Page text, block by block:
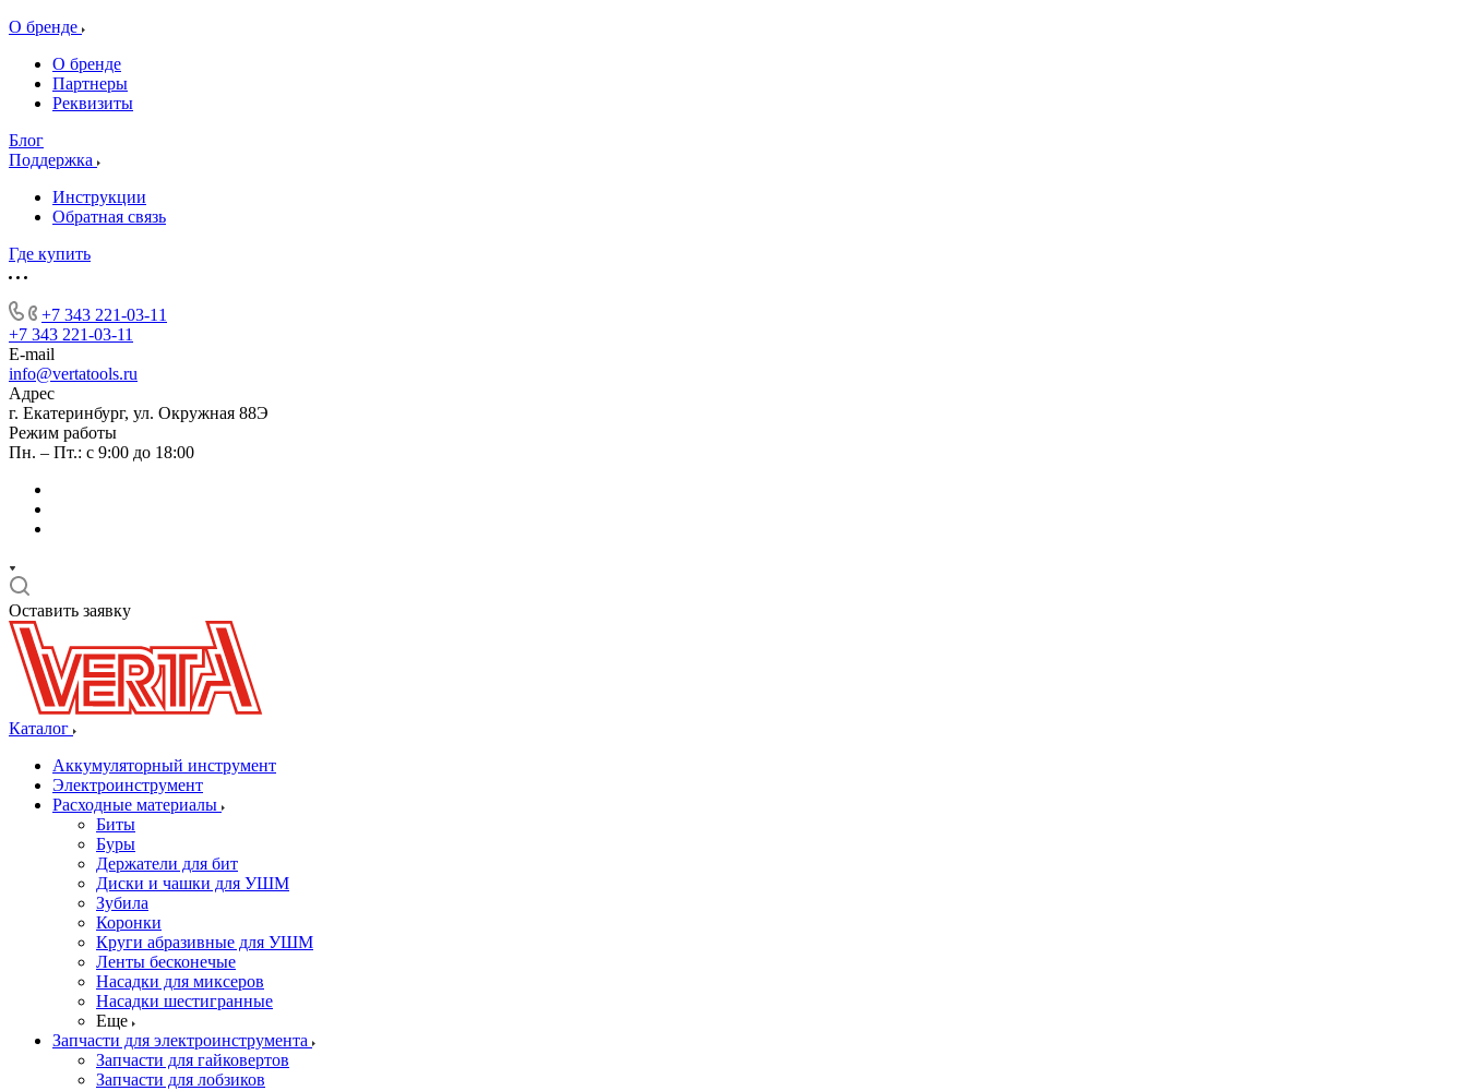
О бренде
О бренде
Партнеры
Реквизиты
Блог
Поддержка
Инструкции
Обратная связь
Где купить
+7 343 221-03-11
+7 343 221-03-11
E-mail
info@vertatools.ru
Адрес
г. Екатеринбург, ул. Окружная 88Э
Режим работы
Пн. – Пт.: с 9:00 до 18:00
Оставить заявку
Каталог
Аккумуляторный инструмент
Электроинструмент
Расходные материалы
Биты
Буры
Держатели для бит
Диски и чашки для УШМ
Зубила
Коронки
Круги абразивные для УШМ
Ленты бесконечые
Насадки для миксеров
Насадки шестигранные
Еще
Запчасти для электроинструмента
Запчасти для гайковертов
Запчасти для лобзиков